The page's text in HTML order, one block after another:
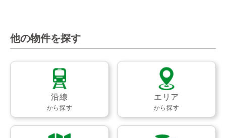
他の物件を探す
沿線
から探す
エリア
から探す